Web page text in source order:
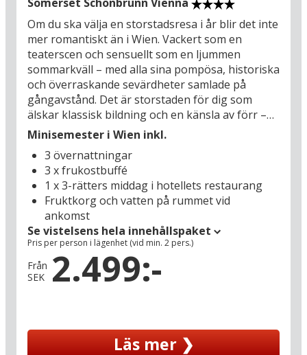
Om du ska välja en storstadsresa i år blir det inte
mer romantiskt än i Wien. Vackert som en
teaterscen och sensuellt som en ljummen
sommarkväll – med alla sina pompösa, historiska
och överraskande sevärdheter samlade på
gångavstånd. Det är storstaden för dig som
älskar klassisk bildning och en känsla av förr –
men det finns inget föråldrat över ditt hotell:
stjärnigt lägenhetshotell som ger de bästa
förutsättningarna för ditt storstadsäventyr med
gott om plats och flexibilitet. Här finns både
separat sovrum och fullt utrustat kök, men
frukosten ingår och serveras i hotellets
restaurang, så att du snabbt kan ge dig ut på en
dag full av upplevelser. Den snabbaste vägen till
centrum och Wiens gamla stad är att ta
spårvagnen, som stannar precis utanför
Wiens största sevärdheter – kejsarpalatset
Schönbrunn och inte minst den praktfulla
Minisemester i Wien inkl.
3 övernattningar
3 x frukostbuffé
1 x 3-rätters middag i hotellets restaurang
Fruktkorg och vatten på rummet vid
ankomst
Se vistelsens hela innehållspaket
Pris per person i lägenhet (vid min. 2 pers.)
Från
SEK
2.499:-
Läs mer ❯